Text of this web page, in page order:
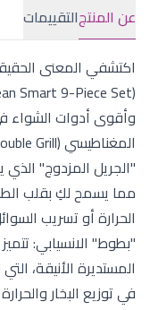
عن المنتجالتقييمات
اكتشفي المعنى
وأقوى أدوات الشواء
"الجريل المزدوج"
مما يسمح لكِ بقلب
الحرارة أو تسريب
"بطوط" الانسيابي:
المستديرة الأنيقة،
في توزيع البخار